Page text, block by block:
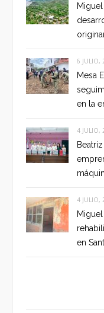
6 JULIO,
Mesa
en la
4 JULIO,
4 JULIO,
en